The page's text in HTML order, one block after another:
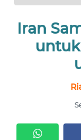
Iran
untuk
NASIONAL
KRIMINAL